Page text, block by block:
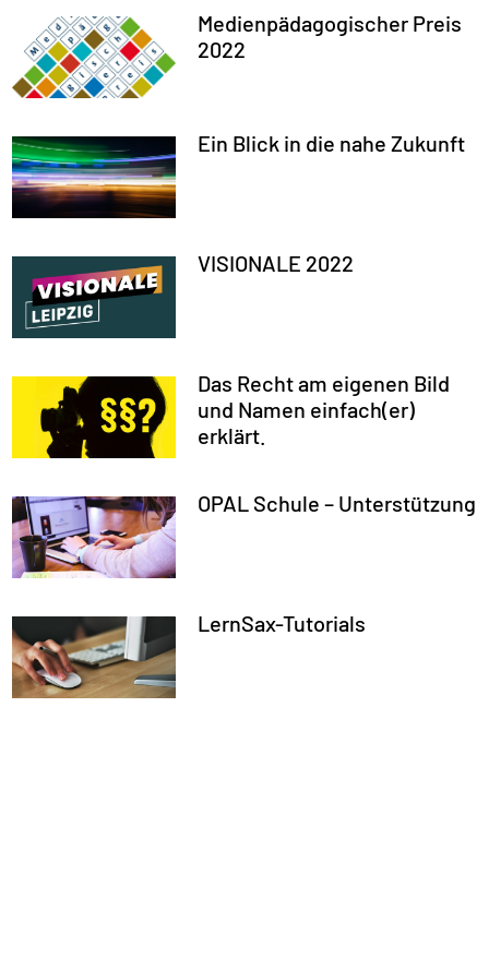
Medienpädagogischer Preis
2022
Ein Blick in die nahe Zukunft
VISIONALE 2022
Das Recht am eigenen Bild
und Namen einfach(er)
erklärt.
OPAL Schule – Unterstützung
LernSax-Tutorials